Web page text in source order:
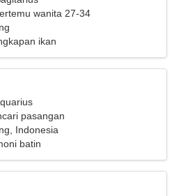
wanita 27-34
ikan
pasangan
Indonesia
batin